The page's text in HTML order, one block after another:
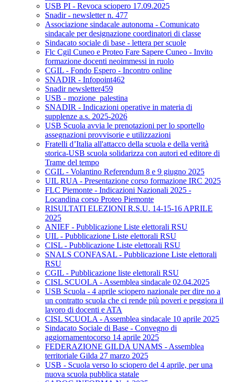
USB PI - Revoca sciopero 17.09.2025
Snadir - newsletter n. 477
Associazione sindacale autonoma - Comunicato
sindacale per designazione coordinatori di classe
Sindacato sociale di base - lettera per scuole
Flc Cgil Cuneo e Proteo Fare Sapere Cuneo - Invito
formazione docenti neoimmessi in ruolo
CGIL - Fondo Espero - Incontro online
SNADIR - Infopoint462
Snadir newsletter459
USB - mozione_palestina
SNADIR - Indicazioni operative in materia di
supplenze a.s. 2025-2026
USB Scuola avvia le prenotazioni per lo sportello
assegnazioni provvisorie e utilizzazioni
Fratelli d’Italia all'attacco della scuola e della verità
storica-USB scuola solidarizza con autori ed editore di
Trame del tempo
CGIL - Volantino Referendum 8 e 9 giugno 2025
UIL RUA - Presentazione corso formazione IRC 2025
FLC Piemonte - Indicazioni Nazionali 2025 -
Locandina corso Proteo Piemonte
RISULTATI ELEZIONI R.S.U. 14-15-16 APRILE
2025
ANIEF - Pubblicazione Liste elettorali RSU
UIL - Pubblicazione Liste elettorali RSU
CISL - Pubblicazione Liste elettorali RSU
SNALS CONFASAL - Pubblicazione Liste elettorali
RSU
CGIL - Pubblicazione liste elettorali RSU
CISL SCUOLA - Assemblea sindacale 02.04.2025
USB Scuola - 4 aprile sciopero nazionale per dire no a
un contratto scuola che ci rende più poveri e peggiora il
lavoro di docenti e ATA
CISL SCUOLA - Assemblea sindacale 10 aprile 2025
Sindacato Sociale di Base - Convegno di
aggiornamentocorso 14 aprile 2025
FEDERAZIONE GILDA UNAMS - Assemblea
territoriale Gilda 27 marzo 2025
USB - Scuola verso lo sciopero del 4 aprile, per una
nuova scuola pubblica statale